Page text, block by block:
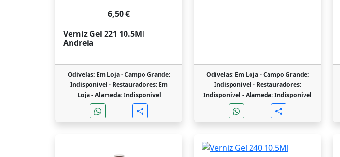
6,50 €
Verniz Gel 221 10.5Ml
Andreia
Odivelas: Em Loja -Campo Grande:
Indisponivel - Restauradores: Em
Loja -Alameda: Indisponivel
Odivelas: Em Loja -Campo Grande:
Indisponivel - Restauradores:
Indisponivel -Alameda: Indisponivel